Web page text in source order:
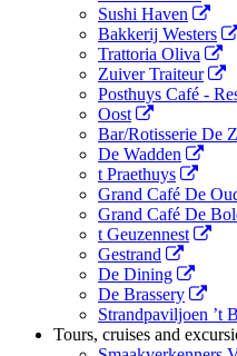
Sushi Haven
Bakkerij Westers
Trattoria Oliva
Zuiver Traiteur
Posthuys Café -
Oost
Bar/Rotisserie De
De Wadden
t Praethuys
Grand Café De
Grand Café De
t Geuzennest
Gestrand
De Dining
De Brassery
Strandpaviljoen ’t
Tours, cruises and